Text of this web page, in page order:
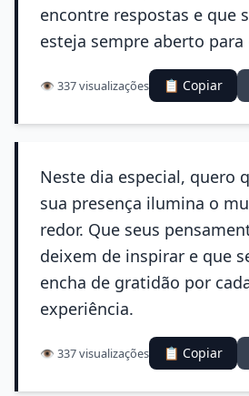
encontre respostas e que
esteja sempre aberto para
👁️ 337 visualizações 📋 Copiar
Neste dia especial, quero
sua presença ilumina o
redor. Que seus
deixem de inspirar e que
encha de gratidão por
experiência.
👁️ 337 visualizações 📋 Copiar